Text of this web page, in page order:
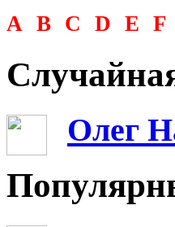
A B C D E F
Олег